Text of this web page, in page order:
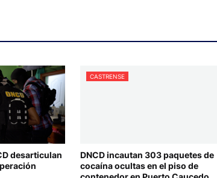
desarticulan
CASTRENSE
DNCD incautan 303 paquetes de
cocaína ocultas en el piso de